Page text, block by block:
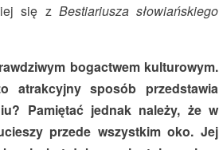
się z Bestiariusza słowiańskiego
bogactwem kulturowym.
atrakcyjny sposób przedstawia
Pamiętać jednak należy, że w
przede wszystkim oko. Jej